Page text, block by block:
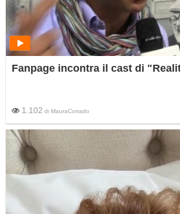
Fanpage incontra il cast di
1.102 di MauraCorrado